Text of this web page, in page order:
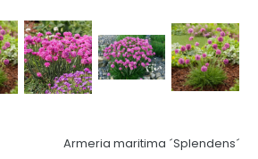
Armeria maritima ´Splendens´